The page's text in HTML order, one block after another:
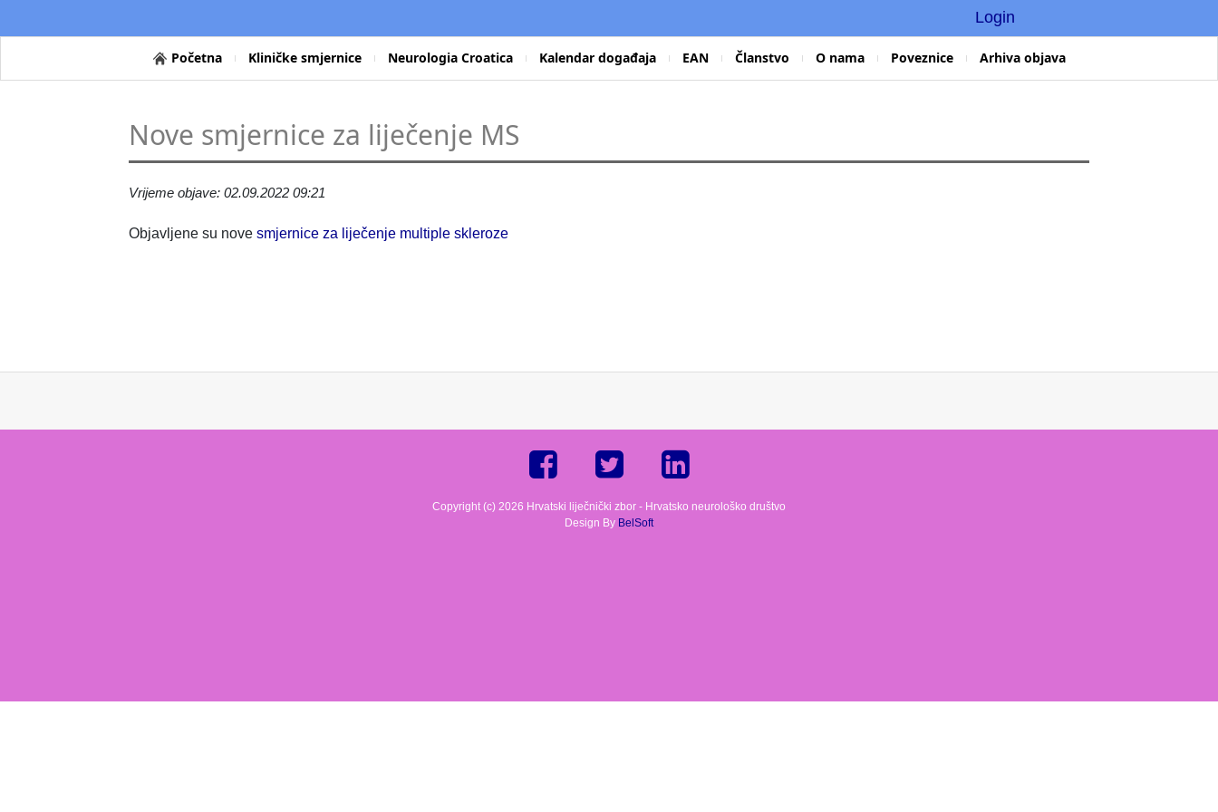
Login
Početna Kliničke smjernice Neurologia Croatica Kalendar događaja EAN Članstvo O nama Poveznice Arhiva objava
Nove smjernice za liječenje MS
Vrijeme objave: 02.09.2022 09:21
Objavljene su nove smjernice za liječenje multiple skleroze
Copyright (c) 2026 Hrvatski liječnički zbor - Hrvatsko neurološko društvo
Design By BelSoft